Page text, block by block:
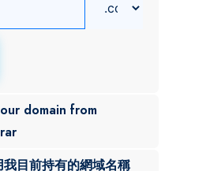
domain from
目前持有的網域名稱